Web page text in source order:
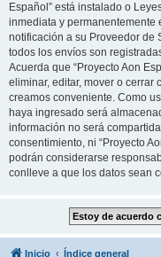
Español” está instalado o
inmediata y permanentemente
notificación a su Proveedor de
todos los envíos son
Acuerda que “Proyecto Aon
eliminar, editar, mover o cerrar
creamos conveniente. Como
haya ingresado será
información no será
consentimiento, ni “Proyecto
podrán considerarse
conlleve a que los datos sean
Inicio Índice general